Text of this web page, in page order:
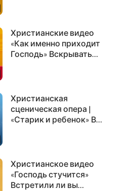
Христианские видео
«Как именно приходит
Господь» Вскрывать
Христианская
сценическая опера |
«Старик и ребенок» В
Христианское видео
«Господь стучится»
Встретили ли вы